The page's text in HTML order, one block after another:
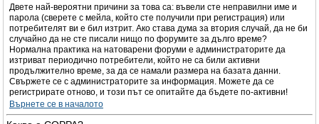
Двете най-вероятни причини за това са: въвели сте неправилни име и
парола (сверете с мейла, който сте получили при регистрация) или
потребителят ви е бил изтрит. Ако става дума за втория случай, да не би
случайно да не сте писали нищо по форумите за дълго време?
Нормална практика на натоварени форуми е администраторите да
изтриват периодично потребители, който не са били активни
продължително време, за да се намали размера на базата данни.
Свържете се с администраторите за информация. Можете да се
регистрирате отново, и този път се опитайте да бъдете по-активни!
Върнете се в началото